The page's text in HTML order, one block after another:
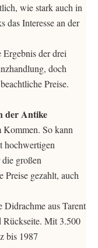
wie stark auch in
das Interesse an der
der drei
doch
Preise.
der Antike
Kommen. So kann
hochwertigen
großen
Preise gezahlt, auch
Didrachme aus Tarent
Rückseite. Mit 3.500
bis 1987